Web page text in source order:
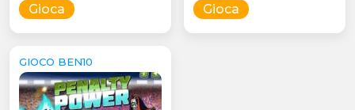
Gioca Gioca
GIOCO BEN10